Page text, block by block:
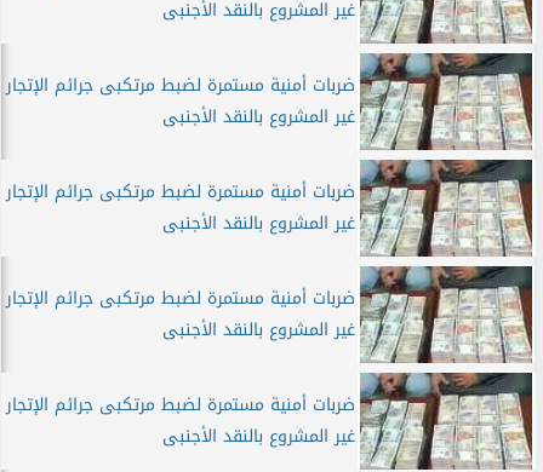
غير المشروع بالنقد الأجنبى
ضربات أمنية مستمرة لضبط مرتكبى جرائم الإتجار
غير المشروع بالنقد الأجنبى
ضربات أمنية مستمرة لضبط مرتكبى جرائم الإتجار
غير المشروع بالنقد الأجنبى
ضربات أمنية مستمرة لضبط مرتكبى جرائم الإتجار
غير المشروع بالنقد الأجنبى
ضربات أمنية مستمرة لضبط مرتكبى جرائم الإتجار
غير المشروع بالنقد الأجنبى